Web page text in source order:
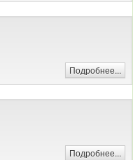
Подробнее...
Подробнее...